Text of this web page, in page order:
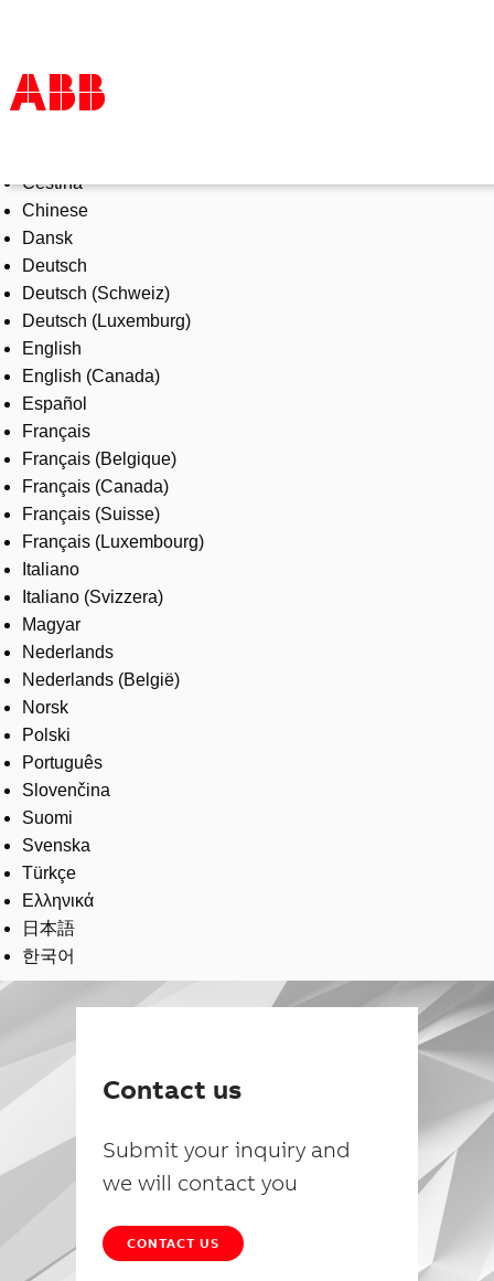
Products & Solutions
Industries
Services
About us
Where to buy
Contact us
Careers
Čeština
Chinese
Dansk
Deutsch
Deutsch (Schweiz)
Deutsch (Luxemburg)
English
English (Canada)
Español
Français
Français (Belgique)
Français (Canada)
Français (Suisse)
Français (Luxembourg)
Italiano
Italiano (Svizzera)
Magyar
Nederlands
Nederlands (België)
Norsk
Polski
Português
Slovenčina
Suomi
Svenska
Türkçe
Ελληνικά
日本語
한국어
Contact us
Submit your inquiry and
we will contact you
CONTACT US